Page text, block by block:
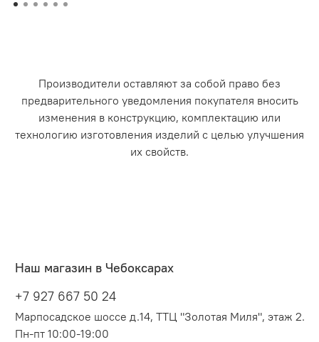
Производители оставляют за собой право без
предварительного уведомления покупателя вносить
изменения в конструкцию, комплектацию или
технологию изготовления изделий с целью улучшения
их свойств.
Наш магазин в Чебоксарах
+7 927 667 50 24
Марпосадское шоссе д.14, ТТЦ "Золотая Миля", этаж 2.
Пн-пт 10:00-19:00